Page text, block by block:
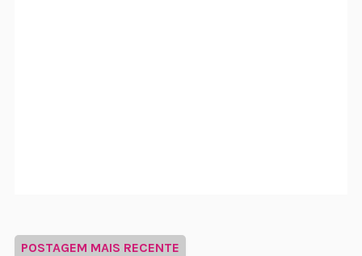
POSTAGEM MAIS RECENTE